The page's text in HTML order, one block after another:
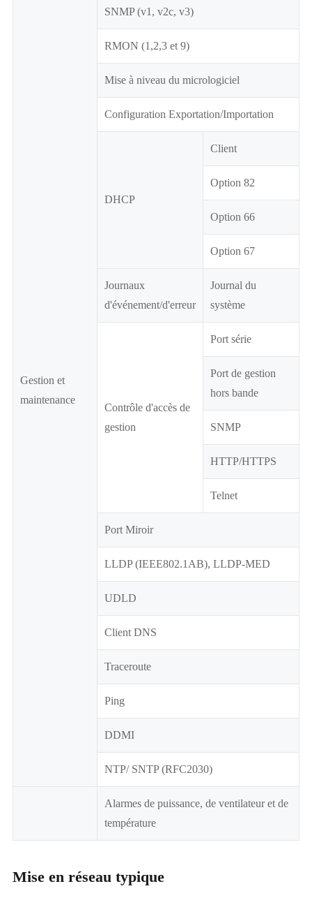
Gestion et
maintenance
SNMP (v1, v2c, v3)
RMON (1,2,3 et 9)
Mise à niveau du micrologiciel
Configuration Exportation/Importation
DHCP
Client
Option 82
Option 66
Option 67
Journaux
d'événement/d'erreur
Journal du
système
Contrôle d'accès de
gestion
Port série
Port de gestion
hors bande
SNMP
HTTP/HTTPS
Telnet
Port Miroir
LLDP (IEEE802.1AB), LLDP-MED
UDLD
Client DNS
Traceroute
Ping
DDMI
NTP/ SNTP (RFC2030)
Alarmes de puissance, de ventilateur et de
température
Mise en réseau typique